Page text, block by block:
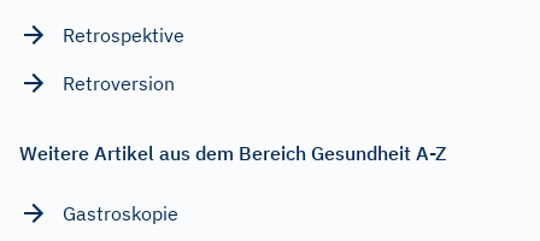
Retrospektive
Retroversion
Weitere Artikel aus dem Bereich Gesundheit A-Z
Gastroskopie